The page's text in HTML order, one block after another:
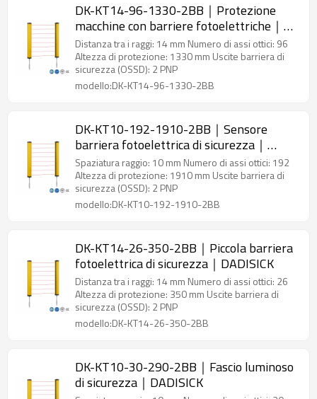
DK-KT14-96-1330-2BB｜Protezione
macchine con barriere fotoelettriche｜
DADISICK
Distanza tra i raggi: 14 mm Numero di assi ottici: 96
Altezza di protezione: 1330 mm Uscite barriera di
sicurezza (OSSD): 2 PNP
modello:DK-KT14-96-1330-2BB
DK-KT10-192-1910-2BB｜Sensore
barriera fotoelettrica di sicurezza｜
DADISICK
Spaziatura raggio: 10 mm Numero di assi ottici: 192
Altezza di protezione: 1910 mm Uscite barriera di
sicurezza (OSSD): 2 PNP
modello:DK-KT10-192-1910-2BB
DK-KT14-26-350-2BB｜Piccola barriera
fotoelettrica di sicurezza｜DADISICK
Distanza tra i raggi: 14 mm Numero di assi ottici: 26
Altezza di protezione: 350 mm Uscite barriera di
sicurezza (OSSD): 2 PNP
modello:DK-KT14-26-350-2BB
DK-KT10-30-290-2BB｜Fascio luminoso
di sicurezza｜DADISICK